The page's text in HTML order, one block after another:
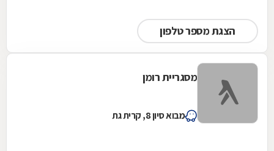
הצגת מספר טלפון
מסגריית רומן
מבוא סיון 8, קרית גת